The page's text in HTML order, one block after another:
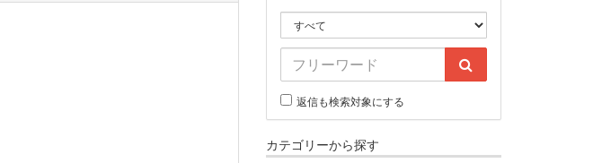
返信も検索対象にする
カテゴリーから探す